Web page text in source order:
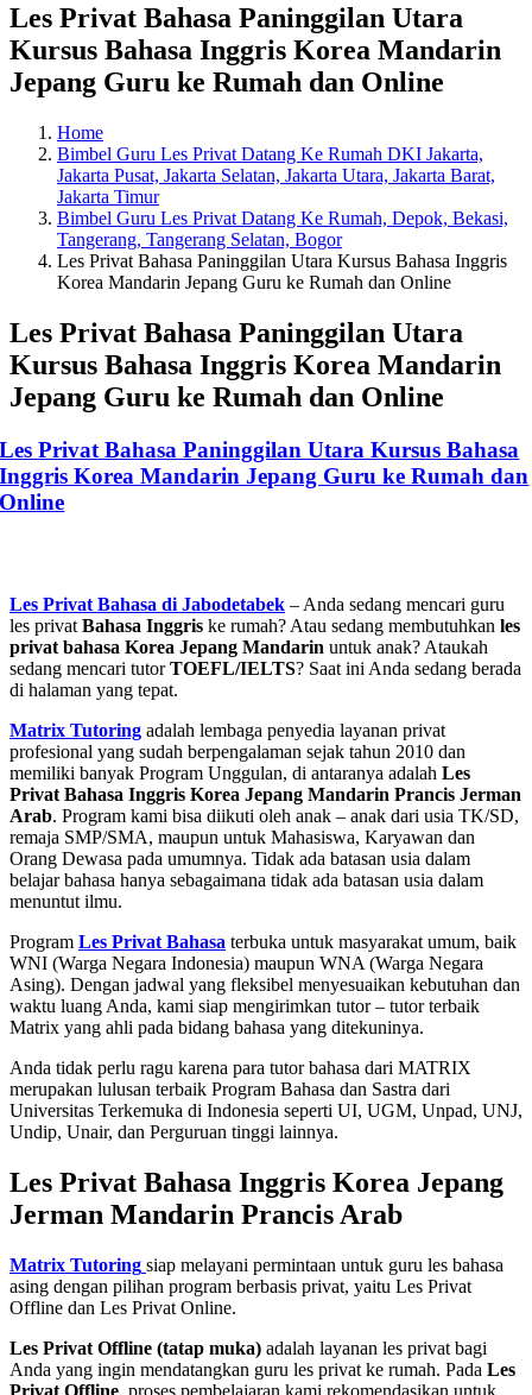
Les Privat Bahasa Paninggilan Utara
Kursus Bahasa Inggris Korea Mandarin
Jepang Guru ke Rumah dan Online
Home
Bimbel Guru Les Privat Datang Ke Rumah DKI Jakarta,
Jakarta Pusat, Jakarta Selatan, Jakarta Utara, Jakarta Barat,
Jakarta Timur
Bimbel Guru Les Privat Datang Ke Rumah, Depok, Bekasi,
Tangerang, Tangerang Selatan, Bogor
Les Privat Bahasa Paninggilan Utara Kursus Bahasa Inggris
Korea Mandarin Jepang Guru ke Rumah dan Online
Les Privat Bahasa Paninggilan Utara
Kursus Bahasa Inggris Korea Mandarin
Jepang Guru ke Rumah dan Online
Les Privat Bahasa Paninggilan Utara Kursus Bahasa
Inggris Korea Mandarin Jepang Guru ke Rumah dan
Online
Les Privat Bahasa di Jabodetabek – Anda sedang mencari guru
les privatBahasa Inggris ke rumah? Atau sedang membutuhkan les
privat bahasa Korea Jepang Mandarin untuk anak? Ataukah
sedang mencari tutorTOEFL/IELTS? Saat ini Anda sedang berada
di halaman yang tepat.
Matrix Tutoring adalah lembaga penyedia layanan privat
profesional yang sudah berpengalaman sejak tahun 2010 dan
memiliki banyak Program Unggulan, di antaranya adalah Les
Privat Bahasa Inggris Korea Jepang Mandarin Prancis Jerman
Arab. Program kami bisa diikuti oleh anak – anak dari usia TK/SD,
remaja SMP/SMA, maupun untuk Mahasiswa, Karyawan dan
Orang Dewasa pada umumnya. Tidak ada batasan usia dalam
belajar bahasa hanya sebagaimana tidak ada batasan usia dalam
menuntut ilmu.
Program Les Privat Bahasa terbuka untuk masyarakat umum, baik
WNI (Warga Negara Indonesia) maupun WNA (Warga Negara
Asing). Dengan jadwal yang fleksibel menyesuaikan kebutuhan dan
waktu luang Anda, kami siap mengirimkan tutor – tutor terbaik
Matrix yang ahli pada bidang bahasa yang ditekuninya.
Anda tidak perlu ragu karena para tutor bahasa dari MATRIX
merupakan lulusan terbaik Program Bahasa dan Sastra dari
Universitas Terkemuka di Indonesia seperti UI, UGM, Unpad, UNJ,
Undip, Unair, dan Perguruan tinggi lainnya.
Les Privat Bahasa Inggris Korea Jepang
Jerman Mandarin Prancis Arab
Matrix Tutoring siap melayani permintaan untuk guru les bahasa
asing dengan pilihan program berbasis privat, yaitu Les Privat
Offline dan Les Privat Online.
Les Privat Offline (tatap muka) adalah layanan les privat bagi
Anda yang ingin mendatangkan guru les privat ke rumah. Pada Les